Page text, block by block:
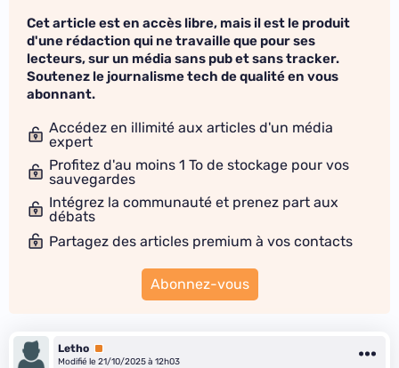
Cet article est en accès libre, mais il est le produit
d'une rédaction qui ne travaille que pour ses
lecteurs, sur un média sans pub et sans tracker.
Soutenez le journalisme tech de qualité en vous
abonnant.
Accédez en illimité aux articles d'un média
expert
Profitez d'au moins 1 To de stockage pour vos
sauvegardes
Intégrez la communauté et prenez part aux
débats
Partagez des articles premium à vos contacts
Abonnez-vous
Letho Premium
Modifié le 21/10/2025 à 12h03